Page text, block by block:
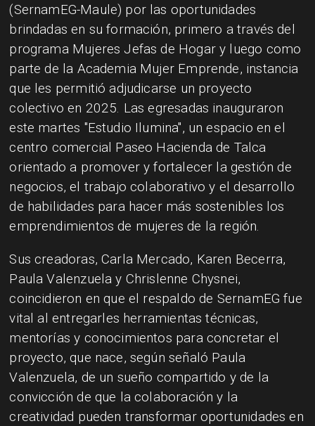
(SernamEG-Maule) por las oportunidades
brindadas en su formación, primero a través del
programa Mujeres Jefas de Hogar y luego como
parte de la Academia Mujer Emprende, instancia
que les permitió adjudicarse un proyecto
colectivo en 2025. Las egresadas inauguraron
este martes "Estudio Ilumina", un espacio en el
centro comercial Paseo Hacienda de Talca
orientado a promover y fortalecer la gestión de
negocios, el trabajo colaborativo y el desarrollo
de habilidades para hacer más sostenibles los
emprendimientos de mujeres de la región.
Sus creadoras, Carla Mercado, Karen Becerra,
Paula Valenzuela y Chrislenne Chysnei,
coincidieron en que el respaldo de SernamEG fue
vital al entregarles herramientas técnicas,
mentorías y conocimientos para concretar el
proyecto, que nace, según señaló Paula
Valenzuela, de un sueño compartido y de la
convicción de que la colaboración y la
creatividad pueden transformar oportunidades en